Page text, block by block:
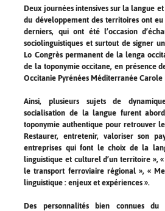
Deux journées intensives sur la langue
du développement des territoires ont
derniers, qui ont été l’occasion
sociolinguistiques et surtout de signer
Lo Congrès permanent de la lenga
de la toponymie occitane, en présence
Occitanie Pyrénées Méditerranée Carole
Ainsi, plusieurs sujets de
socialisation de la langue furent
toponymie authentique pour retrouver
Restaurer, entretenir, valoriser son
entreprises qui font le choix de la
linguistique et culturel d’un territoire »,
le transport ferroviaire régional », «
linguistique : enjeux et expériences ».
Des personnalités bien connues